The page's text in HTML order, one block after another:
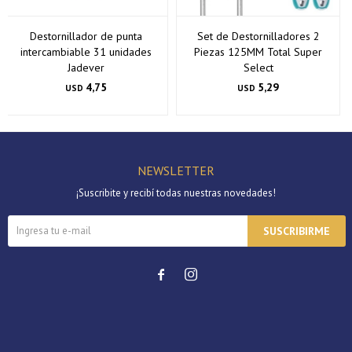
Destornillador de punta
intercambiable 31 unidades
Jadever
USD 4,75
Set de Destornilladores 2
Piezas 125MM Total Super
Select
USD 5,29
NEWSLETTER
¡Suscribite y recibí todas nuestras novedades!
SUSCRIBIRME
 